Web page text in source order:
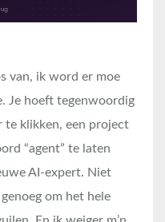
van, ik word er moe
Je hoeft tegenwoordig
te klikken, een project
“agent” te laten
AI-expert. Niet
om het hele